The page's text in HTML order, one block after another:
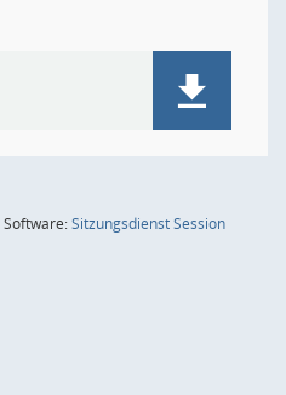
Software:SitzungsdienstSession(Wird in